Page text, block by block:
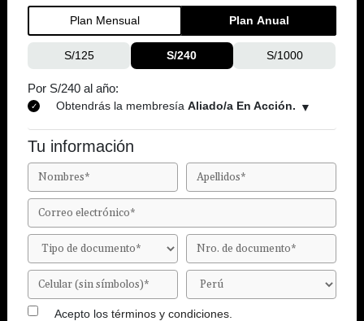
Plan Mensual Plan Anual
S/125 S/240 S/1000
Por S/240 al año:
Obtendrás la membresía Aliado/a En Acción.
Tu información
Acepto los términos y condiciones.